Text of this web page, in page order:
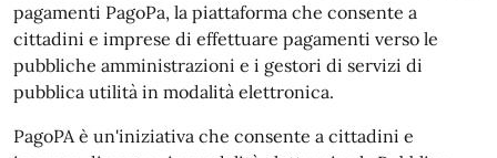
pagamenti PagoPa, la piattaforma che consente a
cittadini e imprese di effettuare pagamenti verso le
pubbliche amministrazioni e i gestori di servizi di
pubblica utilità in modalità elettronica.
PagoPA è un'iniziativa che consente a cittadini e